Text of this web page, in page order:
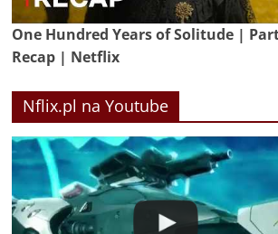
One Hundred Years of Solitude |
Recap | Netflix
Nflix.pl na Youtube